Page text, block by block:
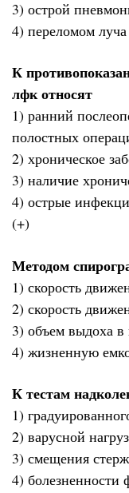
3) острой
4) переломом
К
лфк относят
1) ранний
полостных
2) хроническое
3) наличие
4) острые
(+)
Методом
1) скорость
2) скорость
3) объем выдоха
4) жизненную
К тестам
1)
2) варусной
3) смещения
4) болезненности